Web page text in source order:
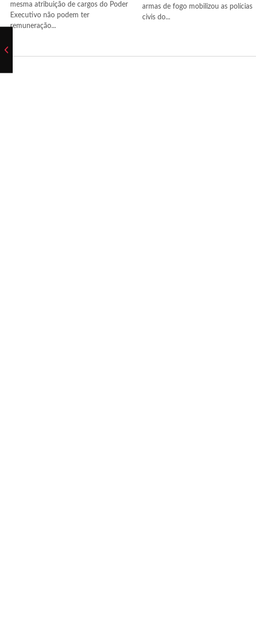
mesma atribuição de cargos do Poder
Executivo não podem ter
remuneração...
armas de fogo mobilizou as polícias
civis do...